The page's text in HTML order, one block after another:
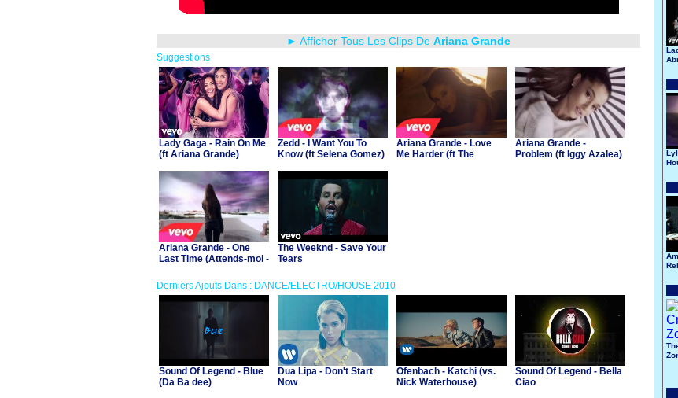
► Afficher Tous Les Clips De Ariana Grande
Suggestions
Lady Gaga - Rain On Me
(ft Ariana Grande)
Zedd - I Want You To
Know (ft Selena Gomez)
Ariana Grande - Love
Me Harder (ft The
Ariana Grande -
Problem (ft Iggy Azalea)
Ariana Grande - One
Last Time (Attends-moi -
The Weeknd - Save Your
Tears
Derniers Ajouts Dans : DANCE/ELECTRO/HOUSE 2010
Sound Of Legend - Blue
(Da Ba dee)
Dua Lipa - Don't Start
Now
Ofenbach - Katchi (vs.
Nick Waterhouse)
Sound Of Legend - Bella
Ciao